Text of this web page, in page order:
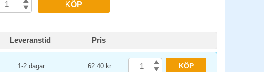
KÖP
Leveranstid Pris
1-2 dagar 62.40 kr KÖP